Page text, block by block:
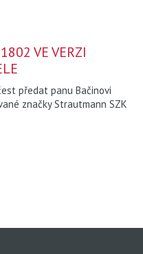
VE VERZI
předat panu Bačinovi
značky Strautmann SZK